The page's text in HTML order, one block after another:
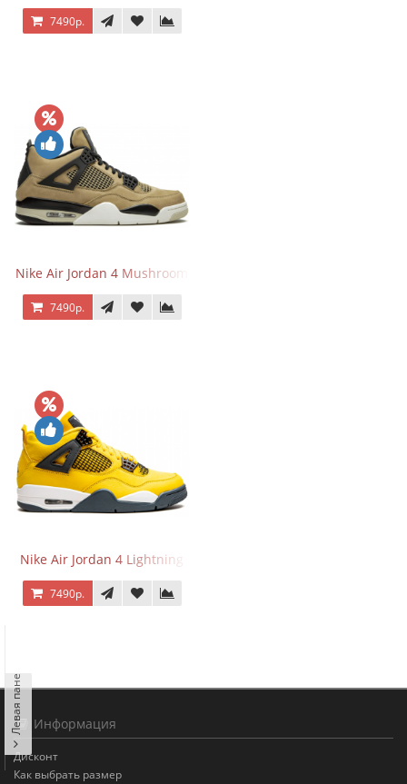
7490р.
Nike Air Jordan 4 Mushroom
7490р.
Nike Air Jordan 4 Lightning
7490р.
Информация
Дисконт
Как выбрать размер
Левая панель